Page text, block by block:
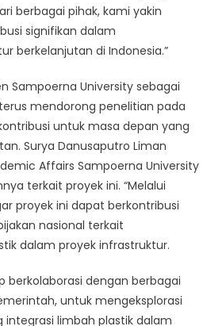
berbagai pihak, kami yakin
signifikan dalam
berkelanjutan di Indonesia.”
Sampoerna University sebagai
mendorong penelitian pada
untuk masa depan yang
Surya Danusaputro Liman
Affairs Sampoerna University
terkait proyek ini. “Melalui
proyek ini dapat berkontribusi
nasional terkait
dalam proyek infrastruktur.
berkolaborasi dengan berbagai
untuk mengeksplorasi
integrasi limbah plastik dalam